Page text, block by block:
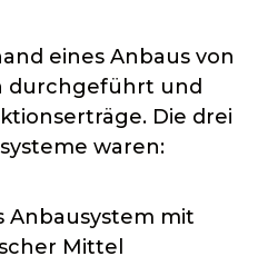
eines Anbaus von
durchgeführt und
Die drei
waren:
Anbausystem mit
Mittel